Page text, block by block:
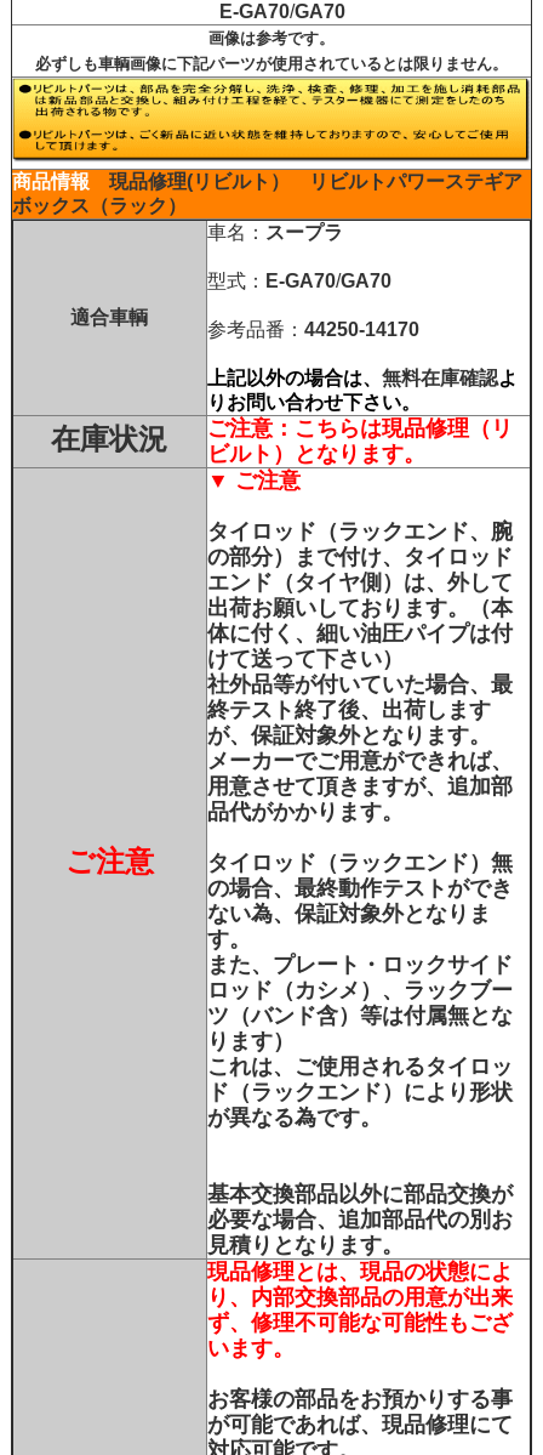
E-GA70/GA70
画像は参考です。
必ずしも車輌画像に下記パーツが使用されているとは限りません。
商品情報 現品修理(リビルト）
リビルトパワーステギア
ボックス（ラック）
適合車輌
車名： スープラ
型式： E-GA70/GA70
参考品番： 44250-14170
上記以外の場合は、 無料在庫確認よ
りお問い合わせ下さい。
在庫状況
ご注意：こちらは現品修理（リ
ビルト）となります。
ご注意
▼ ご注意
タイロッド（ラックエンド、腕
の部分）まで付け、タイロッド
エンド（タイヤ側）は、外して
出荷お願いしております。（本
体に付く、細い油圧パイプは付
けて送って下さい）
社外品等が付いていた場合、最
終テスト終了後、出荷します
が、保証対象外となります。
メーカーでご用意ができれば、
用意させて頂きますが、追加部
品代がかかります。
タイロッド（ラックエンド）無
の場合、最終動作テストができ
ない為、保証対象外となりま
す。
また、プレート・ロックサイド
ロッド（カシメ）、ラックブー
ツ（バンド含）等は付属無とな
ります）
これは、ご使用されるタイロッ
ド（ラックエンド）により形状
が異なる為です。
基本交換部品以外に部品交換が
必要な場合、追加部品代の別お
見積りとなります。
現品修理とは、現品の状態によ
り、内部交換部品の用意が出来
ず、修理不可能な可能性もござ
います。
お客様の部品をお預かりする事
が可能であれば、現品修理にて